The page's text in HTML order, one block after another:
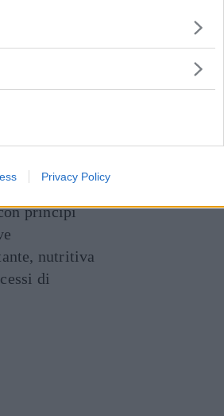
Privacy Policy
principi
nutritiva
di